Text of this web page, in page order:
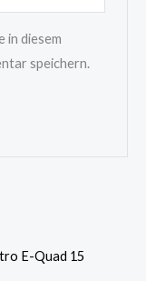
in diesem
speichern.